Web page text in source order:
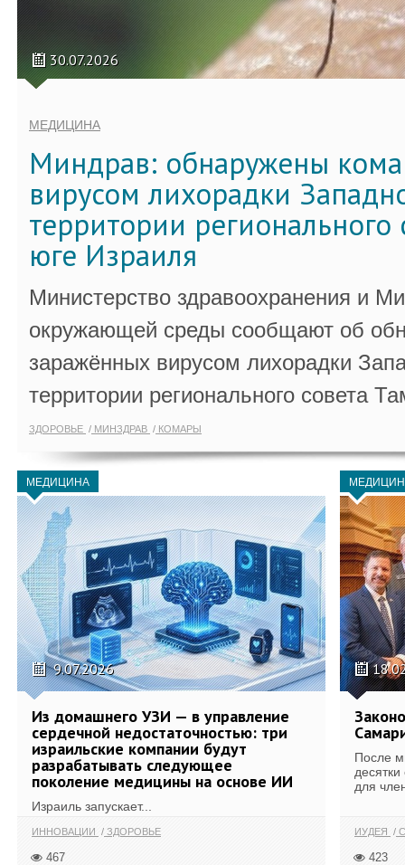
30.07.2026
МЕДИЦИНА
Миндрав: обнаружены
вирусом лихорадки
территории регионального
юге Израиля
Министерство здравоохранения и
окружающей среды сообщают об
заражённых вирусом лихорадки
территории регионального совета
ЗДОРОВЬЕ МИНЗДРАВ КОМАРЫ
МЕДИЦИНА
9.07.2026
Из домашнего УЗИ — в управление
сердечной недостаточностью: три
израильские компании будут
разрабатывать следующее
поколение медицины на основе ИИ
Израиль запускает...
ИННОВАЦИИ ЗДОРОВЬЕ
467
После
для
ИУДЕЯ
423